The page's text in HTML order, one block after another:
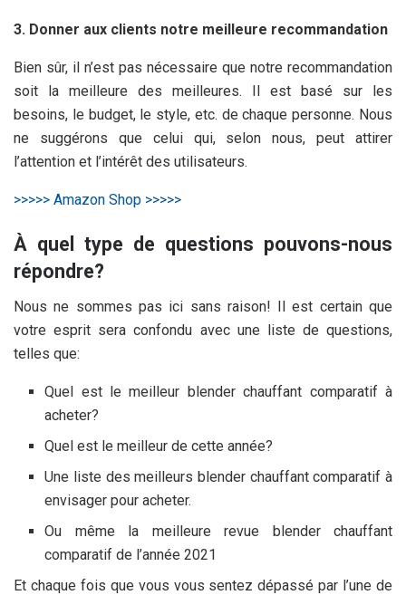
3. Donner aux clients notre meilleure recommandation
Bien sûr, il n’est pas nécessaire que notre recommandation
soit la meilleure des meilleures. Il est basé sur les
besoins, le budget, le style, etc. de chaque personne. Nous
ne suggérons que celui qui, selon nous, peut attirer
l’attention et l’intérêt des utilisateurs.
>>>>> Amazon Shop >>>>>
À quel type de questions pouvons-nous
répondre?
Nous ne sommes pas ici sans raison! Il est certain que
votre esprit sera confondu avec une liste de questions,
telles que:
Quel est le meilleur blender chauffant comparatif à
acheter?
Quel est le meilleurde cette année?
Une liste des meilleurs blender chauffant comparatif à
envisager pour acheter.
Ou même la meilleure revue blender chauffant
comparatif de l’année 2021
Et chaque fois que vous vous sentez dépassé par l’une de